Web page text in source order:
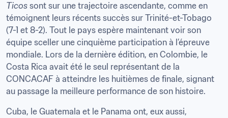
Ticos sont sur une trajectoire ascendante, comme en
témoignent leurs récents succès sur Trinité-et-Tobago
(7-1 et 8-2). Tout le pays espère maintenant voir son
équipe sceller une cinquième participation à l’épreuve
mondiale. Lors de la dernière édition, en Colombie, le
Costa Rica avait été le seul représentant de la
CONCACAF à atteindre les huitièmes de finale, signant
au passage la meilleure performance de son histoire.
Cuba, le Guatemala et le Panama ont, eux aussi,